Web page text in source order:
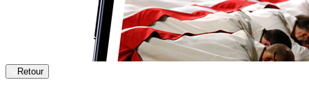
Retour